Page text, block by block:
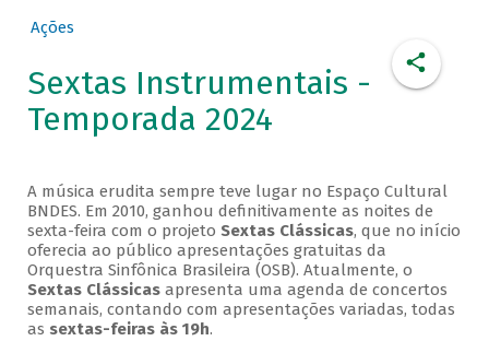
Ações
Sextas Instrumentais -
Temporada 2024
A música erudita sempre teve lugar no Espaço Cultural
BNDES. Em 2010, ganhou definitivamente as noites de
sexta-feira com o projeto Sextas Clássicas, que no início
oferecia ao público apresentações gratuitas da
Orquestra Sinfônica Brasileira (OSB). Atualmente, o
Sextas Clássicasapresenta uma agenda de concertos
semanais, contando com apresentações variadas, todas
as sextas-feiras às 19h.